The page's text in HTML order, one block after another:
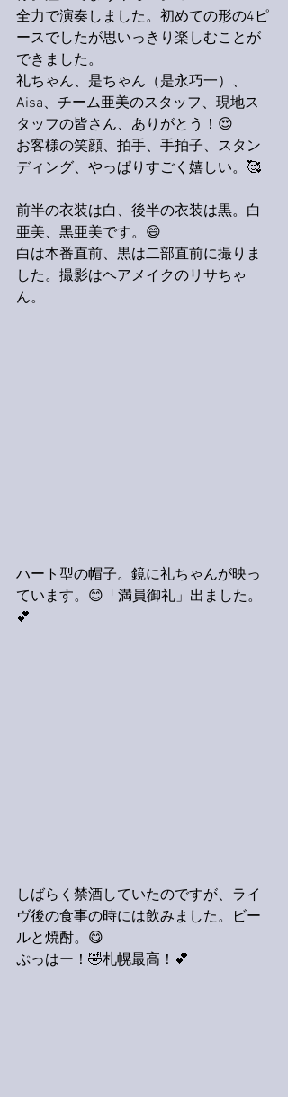
全力で演奏しました。初めての形の4ピ
ースでしたが思いっきり楽しむことが
できました。
礼ちゃん、是ちゃん（是永巧一）、
Aisa、チーム亜美のスタッフ、現地ス
タッフの皆さん、ありがとう！😍
お客様の笑顔、拍手、手拍子、スタン
ディング、やっぱりすごく嬉しい。🥰
前半の衣装は白、後半の衣装は黒。白
亜美、黒亜美です。😄
白は本番直前、黒は二部直前に撮りま
した。撮影はヘアメイクのリサちゃ
ん。
ハート型の帽子。鏡に礼ちゃんが映っ
ています。😊「満員御礼」出ました。
💕
しばらく禁酒していたのですが、ライ
ヴ後の食事の時には飲みました。ビー
ルと焼酎。😋
ぷっはー！🤣札幌最高！💕